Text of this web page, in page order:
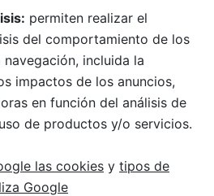
permiten realizar el
del comportamiento de los
incluida la
impactos de los anuncios,
en función del análisis de
de productos y/o servicios.
las cookies y tipos de
Google